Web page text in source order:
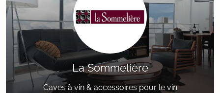
La Sommelière
Caves à vin & accessoires pour le vin